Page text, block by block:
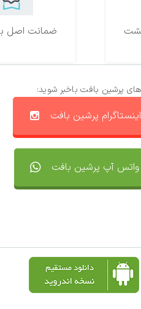
ضمانت اصل
پرشین بافت باخبر شوید:
اینستاگرام پرشین بافت
واتس آپ پرشین بافت